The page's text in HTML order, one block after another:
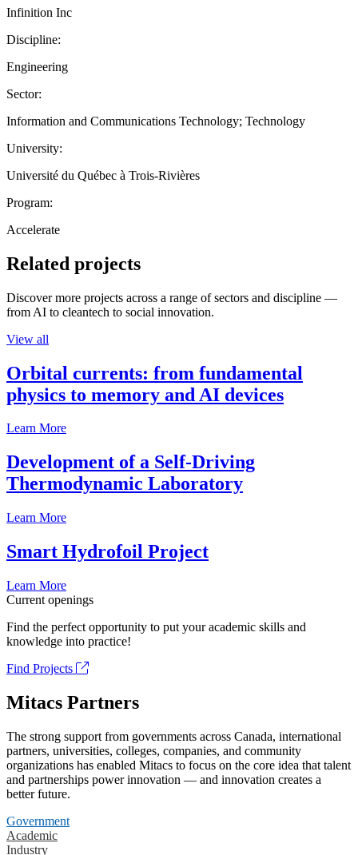
Infinition Inc
Discipline:
Engineering
Sector:
Information and Communications Technology; Technology
University:
Université du Québec à Trois-Rivières
Program:
Accelerate
Related projects
Discover more projects across a range of sectors and discipline —
from AI to cleantech to social innovation.
View all
Orbital currents: from fundamental
physics to memory and AI devices
Learn More
Development of a Self-Driving
Thermodynamic Laboratory
Learn More
Smart Hydrofoil Project
Learn More
Current openings
Find the perfect opportunity to put your academic skills and
knowledge into practice!
Find Projects
Mitacs Partners
The strong support from governments across Canada, international
partners, universities, colleges, companies, and community
organizations has enabled Mitacs to focus on the core idea that talent
and partnerships power innovation — and innovation creates a
better future.
Government
Academic
Industry